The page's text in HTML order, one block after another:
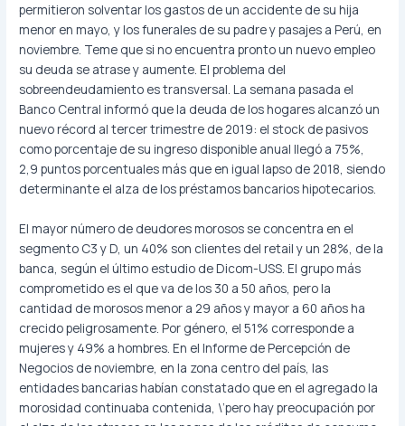
permitieron solventar los gastos de un accidente de su hija
menor en mayo, y los funerales de su padre y pasajes a Perú, en
noviembre. Teme que si no encuentra pronto un nuevo empleo
su deuda se atrase y aumente. El problema del
sobreendeudamiento es transversal. La semana pasada el
Banco Central informó que la deuda de los hogares alcanzó un
nuevo récord al tercer trimestre de 2019: el stock de pasivos
como porcentaje de su ingreso disponible anual llegó a 75%,
2,9 puntos porcentuales más que en igual lapso de 2018, siendo
determinante el alza de los préstamos bancarios hipotecarios.
El mayor número de deudores morosos se concentra en el
segmento C3 y D, un 40% son clientes del retail y un 28%, de la
banca, según el último estudio de Dicom-USS. El grupo más
comprometido es el que va de los 30 a 50 años, pero la
cantidad de morosos menor a 29 años y mayor a 60 años ha
crecido peligrosamente. Por género, el 51% corresponde a
mujeres y 49% a hombres. En el Informe de Percepción de
Negocios de noviembre, en la zona centro del país, las
entidades bancarias habían constatado que en el agregado la
morosidad continuaba contenida, \’pero hay preocupación por